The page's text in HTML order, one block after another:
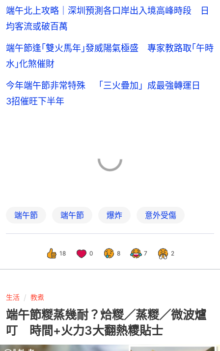
端午北上攻略｜深圳預測各口岸出入境高峰時段 日
均客流或破百萬
端午節逢｢雙火馬年｣發威陽氣極盛 專家教路取｢午時
水｣化煞催財
今年端午節非常特殊 「三火疊加」成最強轉運日
3招催旺下半年
端午節 端午節 爆炸 意外受傷
18 0 8 7 2
生活 教煮
端午節糉蒸幾耐？烚糉／蒸糉／微波爐
叮 時間+火力3大翻熱糭貼士